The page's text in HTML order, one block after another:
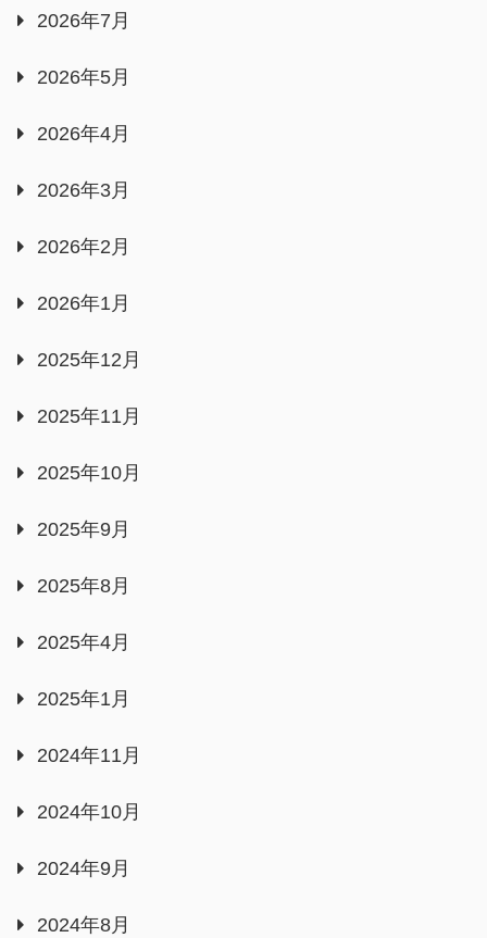
2026年7月
2026年5月
2026年4月
2026年3月
2026年2月
2026年1月
2025年12月
2025年11月
2025年10月
2025年9月
2025年8月
2025年4月
2025年1月
2024年11月
2024年10月
2024年9月
2024年8月